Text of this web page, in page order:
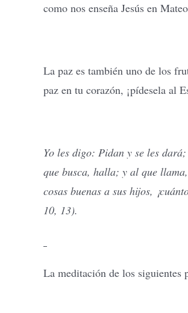
como nos enseña Jesús en
La paz es también uno de los
paz en tu corazón, ¡pídesela al
Yo les digo: Pidan y se les
que busca, halla; y al que
cosas buenas a sus hijos,
10, 13).
La meditación de los